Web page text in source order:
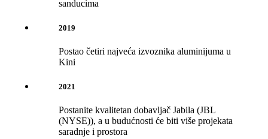
sanducima
2019
Postao četiri najveća izvoznika aluminijuma u
Kini
2021
Postanite kvalitetan dobavljač Jabila (JBL
(NYSE)), a u budućnosti će biti više projekata
saradnje i prostora